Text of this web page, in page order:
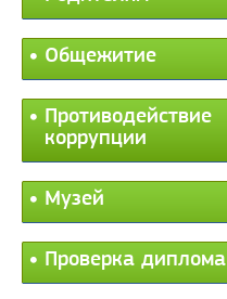
Общежитие
Противодействие
коррупции
Музей
Проверка диплома